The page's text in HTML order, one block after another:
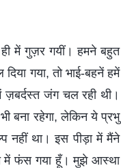
ही में गुज़र गयीं। हमने बहुत
गया, तो भाई-बहनें हमें
जंग चल रही थी।
बना रहेगा, लेकिन ये प्रभु
नहीं था। इस पीड़ा में मैंने
में फंस गया हूँ। मुझे आस्था